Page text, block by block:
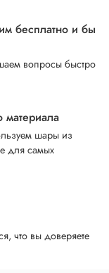
бесплатно и бы
вопросы быстро
материала
шары из
для самых
что вы доверяете